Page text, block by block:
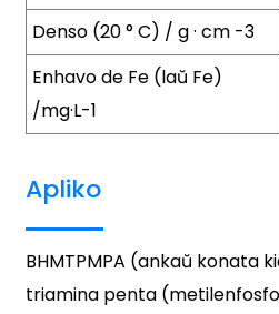
Denso (20 ° C) / g · cm -3
Enhavo de Fe (laŭ Fe)
/mg·L-1
Apliko
BHMTPMPA (ankaŭ konata
triamina penta